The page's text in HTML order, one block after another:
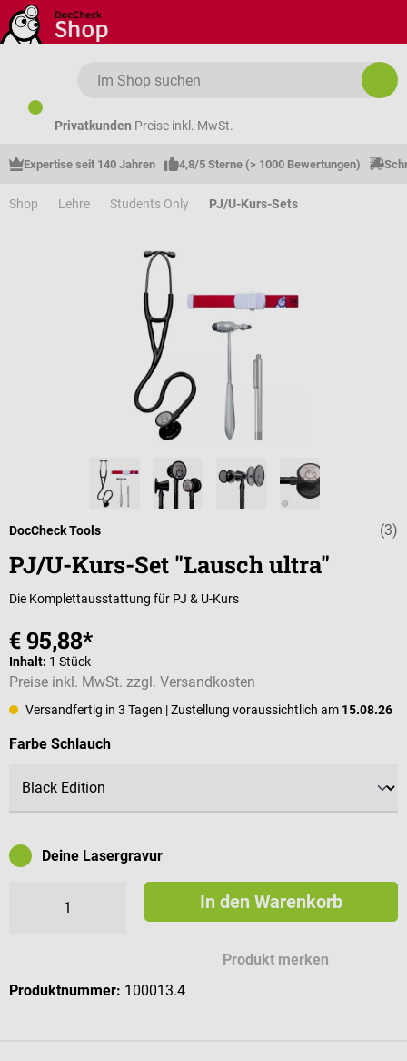
Zum Hauptinhalt springen
Privatkunden Preise inkl. MwSt.
Expertise seit 140 Jahren 4,8/5 Sterne (> 1000 Bewertungen)
Shop Lehre Students Only PJ/U-Kurs-Sets
(3)
DocCheck Tools
PJ/U-Kurs-Set "Lausch ultra"
Die Komplettausstattung für PJ & U-Kurs
€ 95,88*
Inhalt: 1 Stück
Preise inkl. MwSt. zzgl. Versandkosten
Versandfertig in 3 Tagen | Zustellung voraussichtlich am 15.08.26
Farbe Schlauchauswählen
Deine Lasergravur
In den Warenkorb
Produkt merken
Produktnummer: 100013.4